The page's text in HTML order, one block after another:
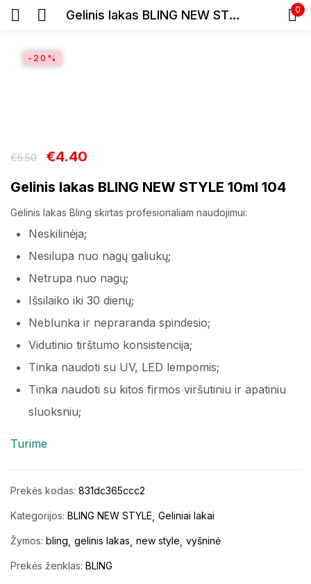
Gelinis lakas BLING NEW STYLE 10ml 104 0
-20%
€5.50 €4.40
Gelinis lakas BLING NEW STYLE 10ml 104
Gelinis lakas Bling skirtas profesionaliam naudojimui:
Neskilinėja;
Nesilupa nuo nagų galiukų;
Netrupa nuo nagų;
Išsilaiko iki 30 dienų;
Neblunka ir nepraranda spindesio;
Vidutinio tirštumo konsistencija;
Tinka naudoti su UV, LED lempomis;
Tinka naudoti su kitos firmos viršutiniu ir apatiniu
sluoksniu;
Turime
Prekės kodas: 831dc365ccc2
Kategorijos: BLING NEW STYLE Geliniai lakai
Žymos: bling gelinis lakas new style vyšninė
Prekės ženklas: BLING
Prisiminti slaptažodį
Pamiršote slaptažodį?